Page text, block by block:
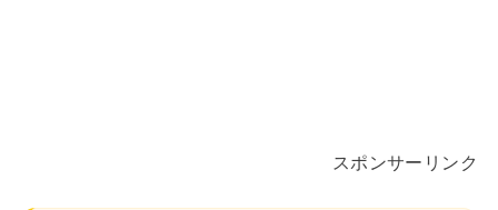
スポンサーリンク